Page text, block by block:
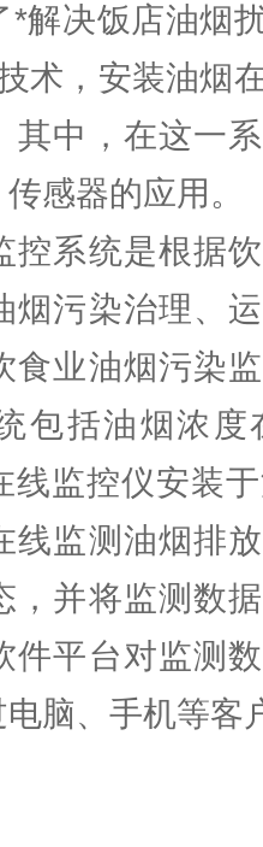
*解决饭店油烟
术，安装油烟
其中，在这一
感器的应用。
控系统是根据
烟污染治理、
食业油烟污染
包括油烟浓
线监控仪安装
线监测油烟排
，并将监测数
件平台对监测
脑、手机等客